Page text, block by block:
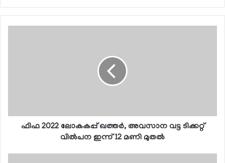
ഫിഫ 2022 ലോകകപ്പ് ഖത്തര്‍, അവസാന വട്ട ടിക്കറ്റ്
വില്‍പന ഇന്ന് 12 മണി മുതല്‍